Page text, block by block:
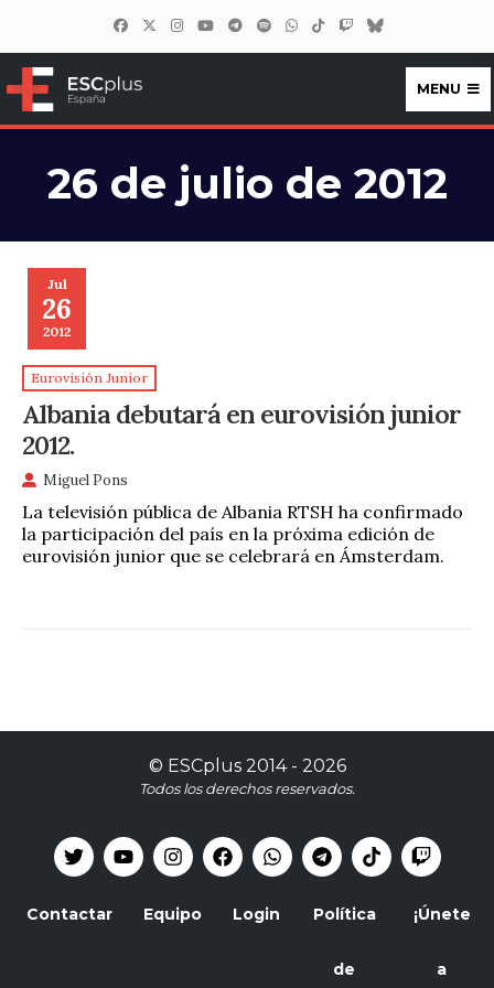
ESCplus España
MENU
26 de julio de 2012
Jul
26
2012
Eurovisión Junior
Albania debutará en eurovisión junior
2012.
Miguel Pons
La televisión pública de Albania RTSH ha confirmado
la participación del país en la próxima edición de
eurovisión junior que se celebrará en Ámsterdam.
© ESCplus2014 - 2026
Todos los derechos reservados.
Contactar Equipo Login Política
de
¡Únete
a